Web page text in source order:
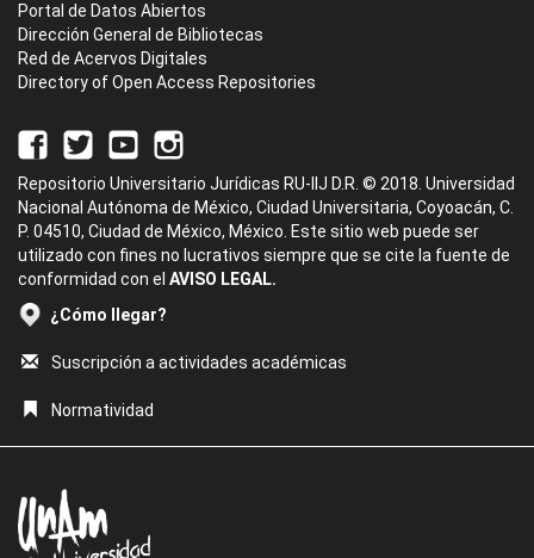
Portal de Datos Abiertos
Dirección General de Bibliotecas
Red de Acervos Digitales
Directory of Open Access Repositories
Repositorio Universitario Jurídicas RU-IIJ D.R. © 2018. Universidad
Nacional Autónoma de México, Ciudad Universitaria, Coyoacán, C.
P. 04510, Ciudad de México, México. Este sitio web puede ser
utilizado con fines no lucrativos siempre que se cite la fuente de
conformidad con el AVISO LEGAL.
¿Cómo llegar?
Suscripción a actividades académicas
Normatividad